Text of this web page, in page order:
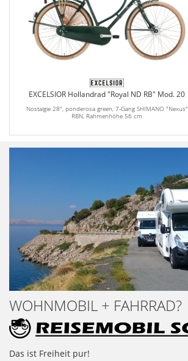
EXCELSIOR Hollandrad "Royal ND RB" Mod. 20
Nostalgie 28", ponderosa green, 7-Gang SHIMANO "Nexus"
RBN, Rahmenhöhe 56 cm
WOHNMOBIL + FAHRRAD?
Das ist Freiheit pur!